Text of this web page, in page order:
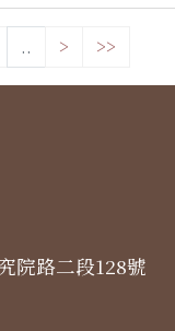
.. > >>
院路二段128號